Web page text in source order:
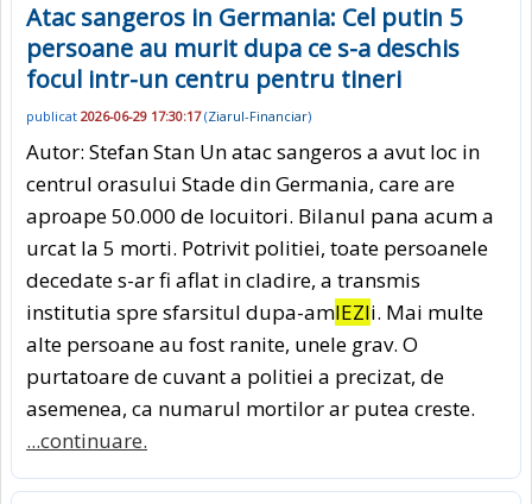
Atac sangeros in Germania: Cel putin 5
persoane au murit dupa ce s-a deschis
focul intr-un centru pentru tineri
publicat 2026-06-29 17:30:17(Ziarul-Financiar)
Autor: Stefan Stan Un atac sangeros a avut loc in
centrul orasului Stade din Germania, care are
aproape 50.000 de locuitori. Bilanul pana acum a
urcat la 5 morti. Potrivit politiei, toate persoanele
decedate s-ar fi aflat in cladire, a transmis
institutia spre sfarsitul dupa-amIEZIi. Mai multe
alte persoane au fost ranite, unele grav. O
purtatoare de cuvant a politiei a precizat, de
asemenea, ca numarul mortilor ar putea creste.
...continuare.